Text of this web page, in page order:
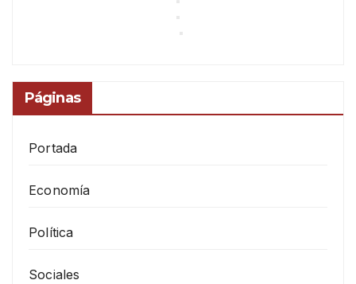
Páginas
Portada
Economía
Política
Sociales